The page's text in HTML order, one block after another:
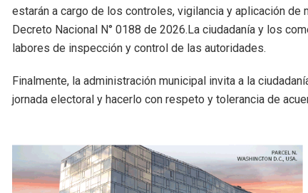
estarán a cargo de los controles, vigilancia y aplicación
Decreto Nacional N° 0188 de 2026.La ciudadanía y los
labores de inspección y control de las autoridades.
Finalmente, la administración municipal invita a la
jornada electoral y hacerlo con respeto y tolerancia de